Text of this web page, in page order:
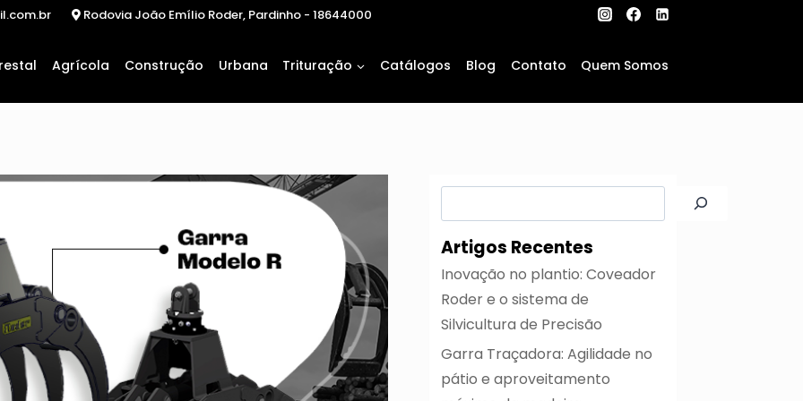
Rodovia João Emílio Roder, Pardinho - 18644000
Agrícola Construção Urbana Trituração Catálogos Blog Contato Quem Somos
Artigos Recentes
Inovação no plantio: Coveador
Roder e o sistema de
Silvicultura de Precisão
Garra Traçadora: Agilidade no
pátio e aproveitamento